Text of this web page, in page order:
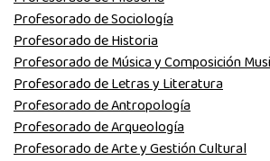
Profesorado de Sociología
Profesorado de Historia
Profesorado de Música y Composición
Profesorado de Letras y Literatura
Profesorado de Antropología
Profesorado de Arqueología
Profesorado de Arte y Gestión Cultural